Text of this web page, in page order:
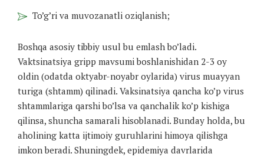
To’g’ri va muvozanatli oziqlanish;
Boshqa asosiy tibbiy usul bu emlash bo’ladi.
Vaktsinatsiya gripp mavsumi boshlanishidan 2-3 oy
oldin (odatda oktyabr-noyabr oylarida) virus muayyan
turiga (shtamm) qilinadi. Vaksinatsiya qancha ko’p virus
shtammlariga qarshi bo’lsa va qanchalik ko’p kishiga
qilinsa, shuncha samarali hisoblanadi. Bunday holda, bu
aholining katta ijtimoiy guruhlarini himoya qilishga
imkon beradi. Shuningdek, epidemiya davrlarida